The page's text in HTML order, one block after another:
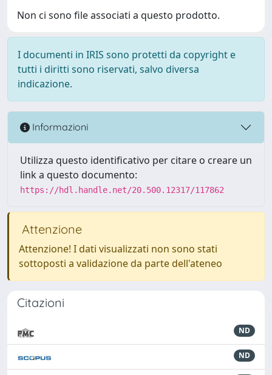
Non ci sono file associati a questo prodotto.
I documenti in IRIS sono protetti da copyright e
tutti i diritti sono riservati, salvo diversa
indicazione.
Informazioni
Utilizza questo identificativo per citare o creare un
link a questo documento:
https://hdl.handle.net/20.500.12317/117862
Attenzione
Attenzione! I dati visualizzati non sono stati
sottoposti a validazione da parte dell'ateneo
Citazioni
ND
ND